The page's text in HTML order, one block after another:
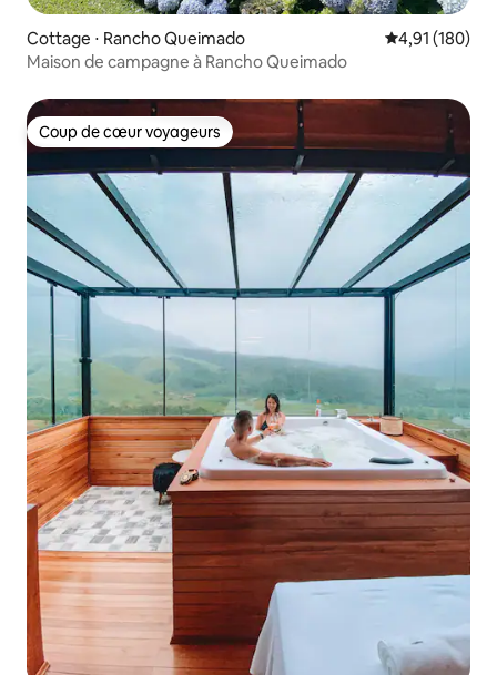
Cottage ⋅ Rancho Queimado Évaluation
4,91 (180)
Maison de campagne à Rancho Queimado
Coup de cœur voyageurs
Coup de cœur voyageurs